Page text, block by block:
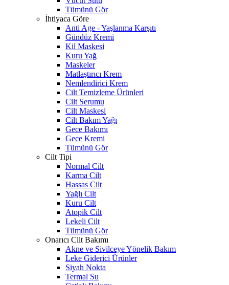
Tümünü Gör
İhtiyaca Göre
Anti Age - Yaşlanma Karşıtı
Gündüz Kremi
Kil Maskesi
Kuru Yağ
Maskeler
Matlaştırıcı Krem
Nemlendirici Krem
Cilt Temizleme Ürünleri
Cilt Serumu
Cilt Maskesi
Cilt Bakım Yağı
Gece Bakımı
Gece Kremi
Tümünü Gör
Cilt Tipi
Normal Cilt
Karma Cilt
Hassas Cilt
Yağlı Cilt
Kuru Cilt
Atopik Cilt
Lekeli Cilt
Tümünü Gör
Onarıcı Cilt Bakımı
Akne ve Sivilceye Yönelik Bakım
Leke Giderici Ürünler
Siyah Nokta
Termal Su